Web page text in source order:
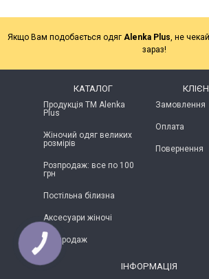
Якщо Вам подобається одяг Alenka Plus, не
зараз!
КАТАЛОГ
Продукція ТМ Alenka
Plus
Жіночий одяг великих
розмірів
Розпродаж: все по 100
грн
Постільна білизна
Аксесуари жіночі
Розпродаж
Замовлення
Оплата
Повернення
ІНФОРМАЦІЯ
КНОПКА
ЗВ'ЯЗКУ